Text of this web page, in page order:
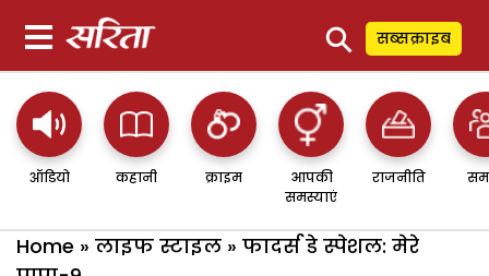
⚲ सब्सक्राइब
ऑडियो कहानी क्राइम
आपकी
समस्याएं
राजनीति
Home » लाइफ स्टाइल » फादर्स डे स्पेशल: मेरे